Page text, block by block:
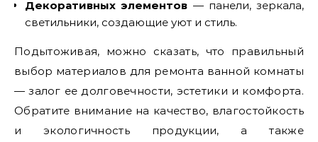
Декоративных элементов — панели, зеркала,
светильники, создающие уют и стиль.
Подытоживая, можно сказать, что правильный
выбор материалов для ремонта ванной комнаты
— залог ее долговечности, эстетики и комфорта.
Обратите внимание на качество, влагостойкость
и экологичность продукции, а также